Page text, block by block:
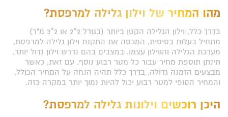
מהו המחיר של וילון גלילה למרפסת?
בדרך כלל, וילון הגלילה הקטן ביותר (בגודל 2*2 או 2*3 מ"ר)
מתחיל בעלות בסיסית, המכסה את התקנת וילון גלילה למרפסת,
מערכת הגלילה והווילון עצמו. במצבים בהם נדרש וילון גדול יותר,
תינתן תוספת מחיר עבור כל מטר רבוע נוסף. עם זאת, כאשר
מבצעים הזמנה גדולה, בדרך כלל תהיה הנחה על המחיר הכולל,
והמחיר הסופי למטר רבוע יכול להיות נמוך יותר במקרה כזה.
היכן רוכשים וילונות גלילה למרפסת?